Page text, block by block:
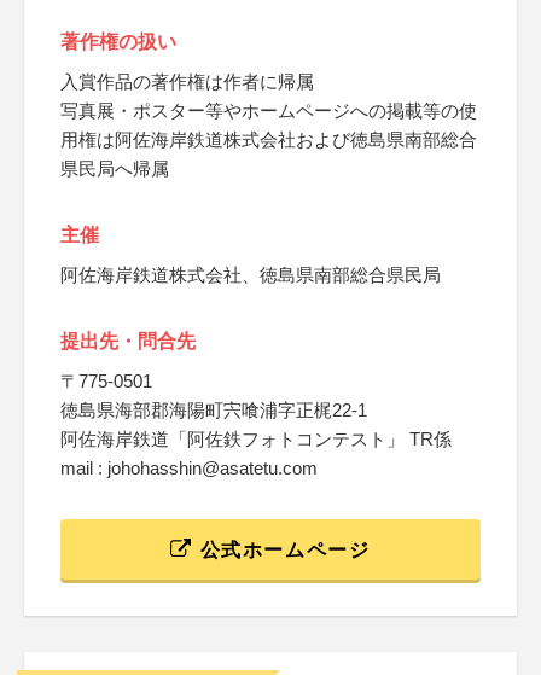
著作権の扱い
入賞作品の著作権は作者に帰属
写真展・ポスター等やホームページへの掲載等の使
用権は阿佐海岸鉄道株式会社および徳島県南部総合
県民局へ帰属
主催
阿佐海岸鉄道株式会社、徳島県南部総合県民局
提出先・問合先
〒775-0501
徳島県海部郡海陽町宍喰浦字正梶22-1
阿佐海岸鉄道「阿佐鉄フォトコンテスト」 TR係
mail : johohasshin@asatetu.com
公式ホームページ